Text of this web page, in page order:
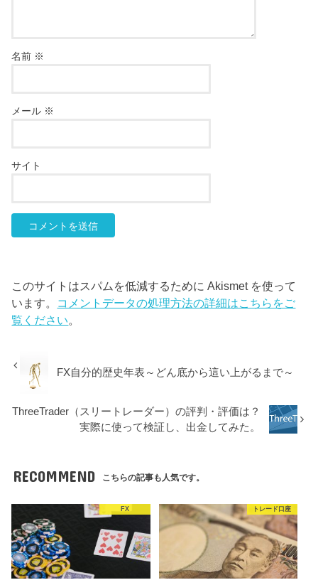
名前 ※
メール ※
サイト
このサイトはスパムを低減するために Akismet を使って
います。 コメントデータの処理方法の詳細はこちらをご
覧ください
FX自分的歴史年表～どん底から這い上がるまで～
ThreeTrader（スリートレーダー）の評判・評価は？
実際に使って検証し、出金してみた。
RECOMMEND こちらの記事も人気です。
FX トレード口座